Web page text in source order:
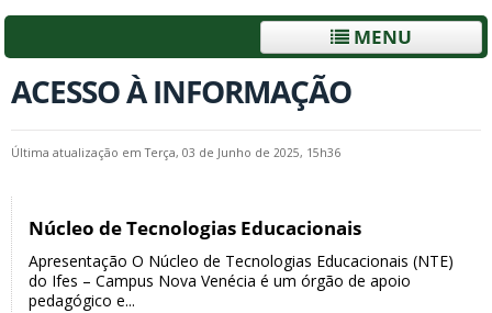
MENU
ACESSO À INFORMAÇÃO
Última atualização em Terça, 03 de Junho de 2025, 15h36
Núcleo de Tecnologias Educacionais
Apresentação O Núcleo de Tecnologias Educacionais (NTE)
do Ifes – Campus Nova Venécia é um órgão de apoio
pedagógico e...